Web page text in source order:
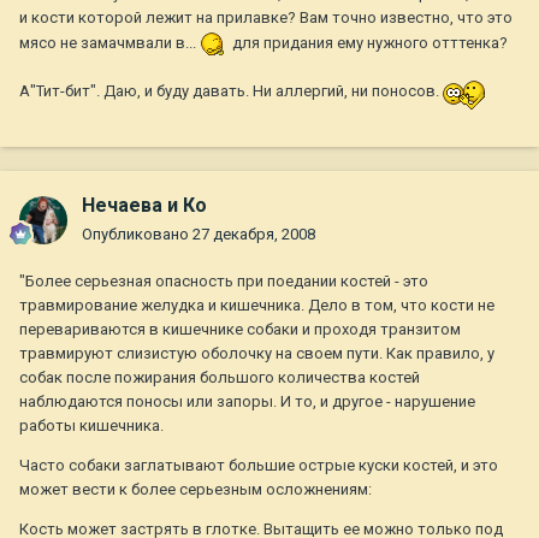
и кости которой лежит на прилавке? Вам точно известно, что это
мясо не замачмвали в...
для придания ему нужного отттенка?
А"Тит-бит". Даю, и буду давать. Ни аллергий, ни поносов.
Нечаева и Ко
Опубликовано 27 декабря, 2008
"Более серьезная опасность при поедании костей - это
травмирование желудка и кишечника. Дело в том, что кости не
перевариваются в кишечнике собаки и проходя транзитом
травмируют слизистую оболочку на своем пути. Как правило, у
собак после пожирания большого количества костей
наблюдаются поносы или запоры. И то, и другое - нарушение
работы кишечника.
Часто собаки заглатывают большие острые куски костей, и это
может вести к более серьезным осложнениям:
Кость может застрять в глотке. Вытащить ее можно только под